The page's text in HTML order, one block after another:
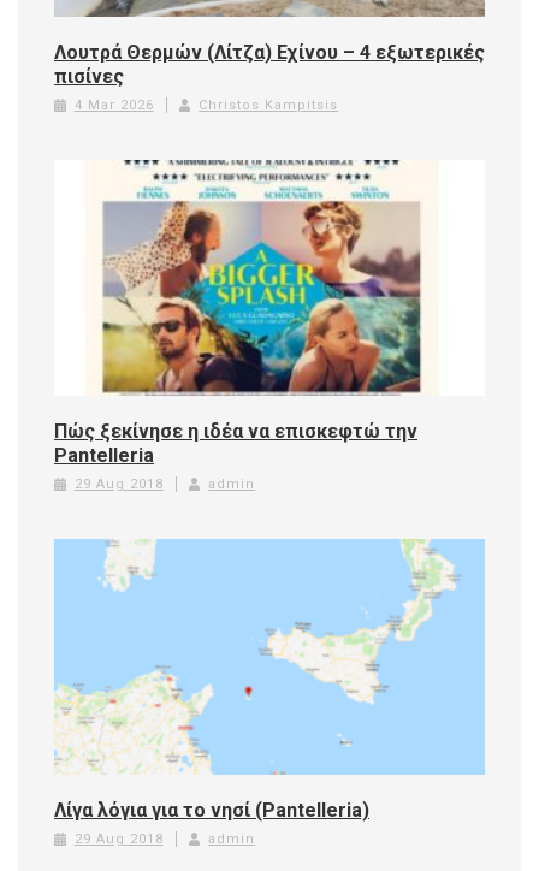
Λουτρά Θερμών (Λίτζα) Εχίνου – 4 εξωτερικές
πισίνες
4 Mar 2026 Christos Kampitsis
Πώς ξεκίνησε η ιδέα να επισκεφτώ την
Pantelleria
29 Aug 2018 admin
Λίγα λόγια για το νησί (Pantelleria)
29 Aug 2018 admin